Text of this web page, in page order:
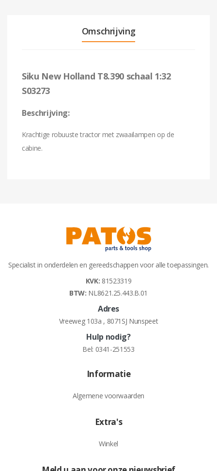
Omschrijving
Siku New Holland T8.390 schaal 1:32
S03273
Beschrijving:
Krachtige robuuste tractor met zwaailampen op de
cabine.
Specialist in onderdelen en gereedschappen voor alle toepassingen.
KVK: 81523319
BTW: NL8621.25.443.B.01
Adres
Vreeweg 103a , 8071SJ Nunspeet
Hulp nodig?
Bel: 0341-251553
Informatie
Algemene voorwaarden
Extra's
Winkel